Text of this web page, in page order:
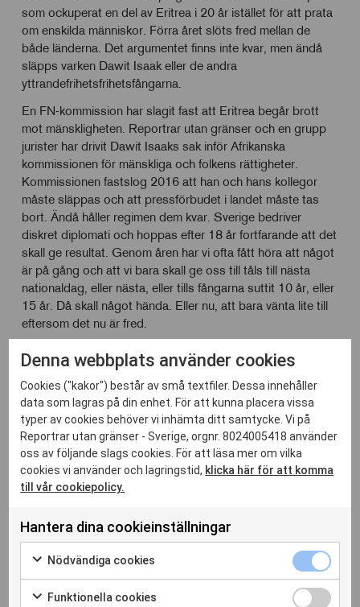
som ockuperat en del av Eritrea i 20 år istället för att prata
om enskilda människor. Förra året slöts fred mellan de
både länderna. Det argumentet finns inte kvar, men ändå
släpps varken Dawit Isaak eller de andra
yttrandefrihetsfrihetsfångarna.
En FN-kommission har slagit fast att Eritrea begår brott
mot mänskligheten. Reportrar utan gränser och en grupp
jurister har drivit Dawit Isaaks sak inför Afrikanska
kommissionen för mänskliga och folkens rättigheter.
Kommissionen fastslog 2016 att han och hans kollegor
måste släppas och att pressförbudet i landet måste tas
bort. Ändå håller regimen dem kvar. Sverige bedriver
diskret diplomati och hoppas efter 18 år fortfarande att det
skall ge resultat. Genom åren har vi ofta fått höra att något
är på gång och att vi bara skall ge oss till tåls till nästa
nationaldag, eller nästa, eller tills fångarna suttit 10 år, eller
15 år. Då skall något hända. Eller nu, att bara vänta lite till
eftersom det nu är fred.
18 år har gått. Dawit Isaak – och hans kollegor – riskerar
varje dag dö i Eritreas hårda fängelser. Det finns ingen tid
att förlora.
Framför allt har de och deras familjer redan förlorat alldeles
för mycket tid. 18 år.
Relaterade inlägg
Denna webbplats använder cookies
Cookies ("kakor") består av små textfiler. Dessa innehåller
data som lagras på din enhet. För att kunna placera vissa
typer av cookies behöver vi inhämta ditt samtycke. Vi på
Reportrar utan gränser - Sverige, orgnr. 8024005418 använder
oss av följande slags cookies. För att läsa mer om vilka
cookies vi använder och lagringstid, klicka här för att komma
till vår cookiepolicy.
Hantera dina cookieinställningar
Nödvändiga cookies
Markera
för
cookies
Funktionella cookies